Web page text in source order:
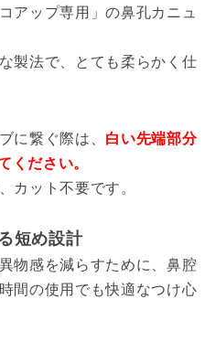
アップ専用」の鼻孔カニュ
製法で、とても柔らかく仕
に繋ぐ際は、 白い先端部分
ださい。
カット不要です。
短め設計
物感を減らすために、鼻腔
間の使用でも快適なつけ心